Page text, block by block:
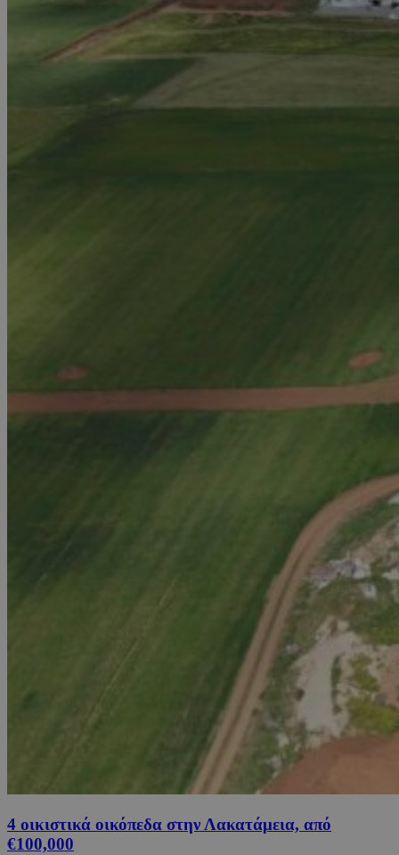
4 οικιστικά οικόπεδα στην Λακατάμεια, από
€100,000